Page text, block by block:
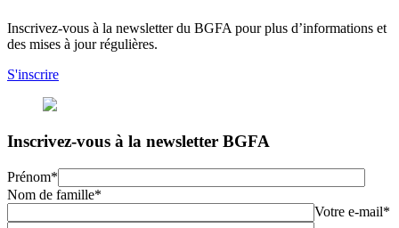
Inscrivez-vous à la newsletter du BGFA pour plus d’informations et
des mises à jour régulières.
S'inscrire
Inscrivez-vous à la newsletter BGFA
Prénom*
Nom de famille*
Votre e-mail*